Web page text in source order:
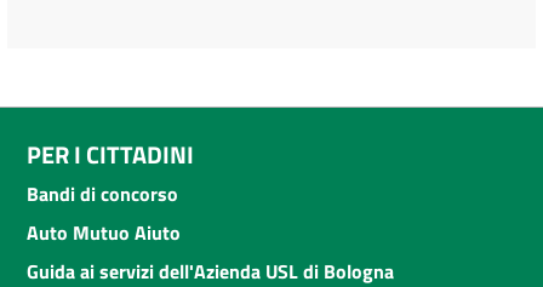
PER I CITTADINI
Bandi di concorso
Auto Mutuo Aiuto
Guida ai servizi dell'Azienda USL di Bologna